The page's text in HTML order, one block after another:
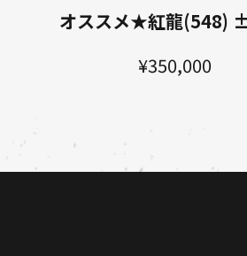
オススメ★紅龍(548)
¥350,000